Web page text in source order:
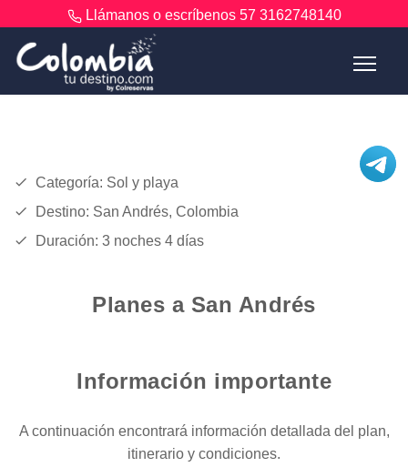
Llámanos o escríbenos 57 3162748140
Categoría: Sol y playa
Destino: San Andrés, Colombia
Duración: 3 noches 4 días
Planes a San Andrés
Información importante
A continuación encontrará información detallada del plan,
itinerario y condiciones.